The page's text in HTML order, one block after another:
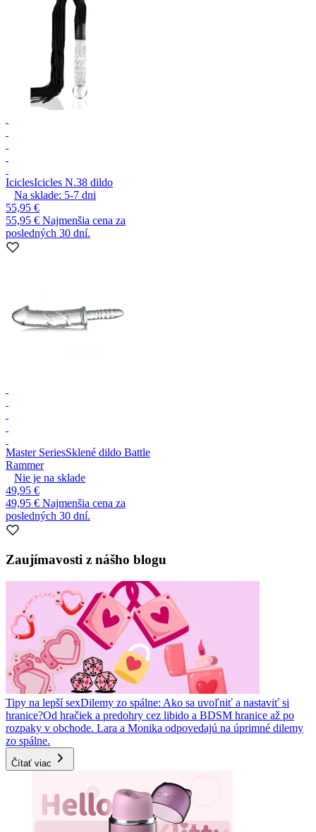
IciclesIcicles N.38 dildo
Na sklade: 5-7 dni
55,95 €
55,95 € Najmenšia cena za
posledných 30 dní.
Master SeriesSklené dildo Battle
Rammer
Nie je na sklade
49,95 €
49,95 € Najmenšia cena za
posledných 30 dní.
Zaujímavosti z nášho blogu
Tipy na lepší sexDilemy zo spálne: Ako sa uvoľniť a nastaviť si
hranice?Od hračiek a predohry cez libido a BDSM hranice až po
rozpaky v obchode. Lara a Monika odpovedajú na úprimné dilemy
zo spálne.
Čítať viac